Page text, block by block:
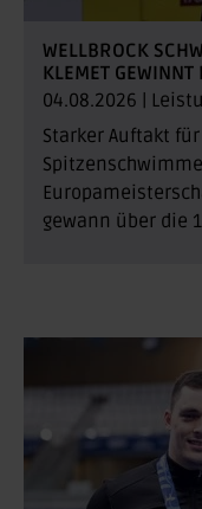
WELLBROCK
KLEMET GEWINNT
04.08.2026
Starker Auftakt
gewann über die